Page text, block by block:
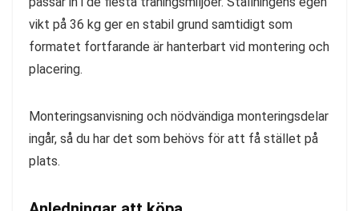
vikt på 36 kg ger en stabil grund samtidigt som
formatet fortfarande är hanterbart vid montering och
placering.
Monteringsanvisning och nödvändiga monteringsdelar
ingår, så du har det som behövs för att få stället på
plats.